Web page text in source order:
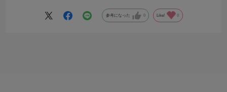
いました。
参考になった 0 Like! 0